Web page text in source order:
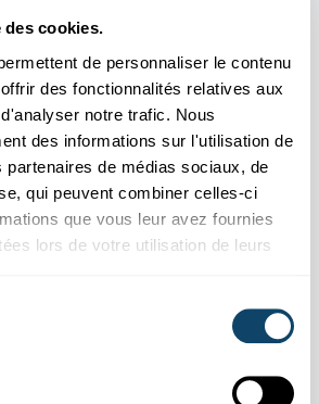
cookies.
de personnaliser le contenu
des fonctionnalités relatives aux
notre trafic. Nous
des informations sur l'utilisation de
partenaires de médias sociaux, de
qui peuvent combiner celles-ci
que vous leur avez fournies
lors de votre utilisation de leurs
message invisible – grâce